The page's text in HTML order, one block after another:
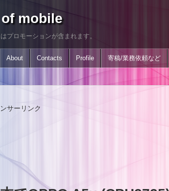
mobile
プロモーションが含まれます。
About Contacts Profile 寄稿/業務依頼など
サーリンク